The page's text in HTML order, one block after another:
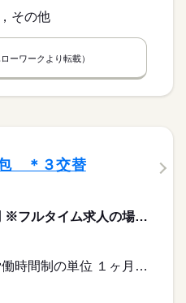
その他
ローワークより転載）
＊３交替
181,440円〜189,000円 ※フルタイム求人の場合は月額（換算額）、パート求人の場合は時間額を表示しています。
変形労働時間制 変形労働時間制の単位 １ヶ月単位 就業時間１ 7時00分〜15時00分 就業時間２ 15時00分〜23時00分 就業時間３ 23時00分〜7時00分